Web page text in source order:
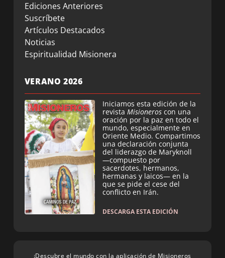
Ediciones Anteriores
Suscríbete
Artículos Destacados
Noticias
Espiritualidad Misionera
VERANO 2026
Iniciamos esta edición de la
revista Misioneros con una
oración por la paz en todo el
mundo, especialmente en
Oriente Medio. Compartimos
una declaración conjunta
del liderazgo de Maryknoll
—compuesto por
sacerdotes, hermanos,
hermanas y laicos— en la
que se pide el cese del
conflicto en Irán.
DESCARGA ESTA EDICIÓN
¡Descubre el mundo con la aplicación de Misioneros